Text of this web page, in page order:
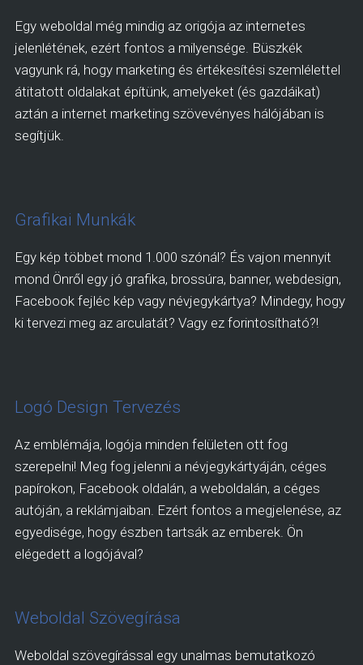
Egy weboldal még mindig az origója az internetes
jelenlétének, ezért fontos a milyensége. Büszkék
vagyunk rá, hogy marketing és értékesítési szemlélettel
átitatott oldalakat építünk, amelyeket (és gazdáikat)
aztán a internet marketing szövevényes hálójában is
segítjük.
Grafikai Munkák
Egy kép többet mond 1.000 szónál? És vajon mennyit
mond Önről egy jó grafika, brossúra, banner, webdesign,
Facebook fejléc kép vagy névjegykártya? Mindegy, hogy
ki tervezi meg az arculatát? Vagy ez forintosítható?!
Logó Design Tervezés
Az emblémája, logója minden felületen ott fog
szerepelni! Meg fog jelenni a névjegykártyáján, céges
papírokon, Facebook oldalán, a weboldalán, a céges
autóján, a reklámjaiban. Ezért fontos a megjelenése, az
egyedisége, hogy észben tartsák az emberek. Ön
elégedett a logójával?
Weboldal Szövegírása
Weboldal szövegírással egy unalmas bemutatkozó